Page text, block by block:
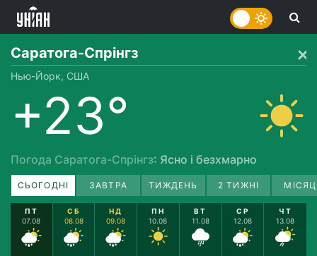
Саратога-Спрінгз
Нью-Йорк, США
+23°
Погода Саратога-Спрінгз: Ясно і безхмарно
СЬОГОДНІ ЗАВТРА ТИЖДЕНЬ 2 ТИЖНІ
ПТ
07.08
СБ
08.08
НД
09.08
ПН
10.08
ВТ
11.08
СР
12.08
ЧТ
13.08